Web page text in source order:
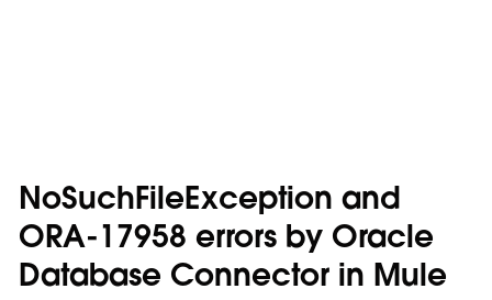
NoSuchFileException and
ORA-17958 errors by Oracle
Database Connector in Mule